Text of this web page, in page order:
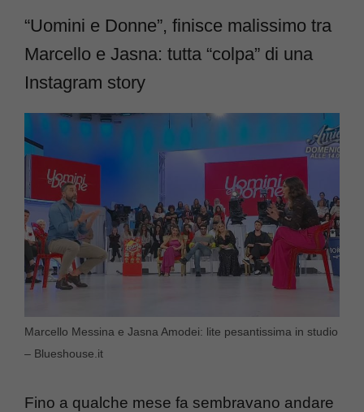
“Uomini e Donne”, finisce malissimo tra
Marcello e Jasna: tutta “colpa” di una
Instagram story
Marcello Messina e Jasna Amodei: lite pesantissima in studio
– Blueshouse.it
Fino a qualche mese fa sembravano andare